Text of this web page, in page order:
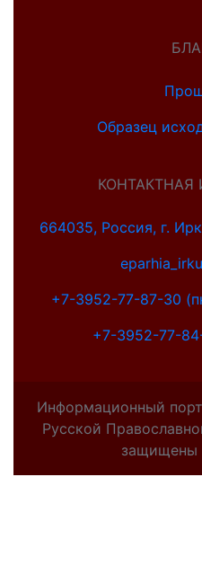
Образец
664035, Россия, г.
+7-3952-77-87-30
+7-3952-77-
Информационный
Русской
защищены